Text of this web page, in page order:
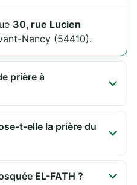
30, rue Lucien
Nancy (54410).
prière à
t-elle la prière du
EL-FATH ?